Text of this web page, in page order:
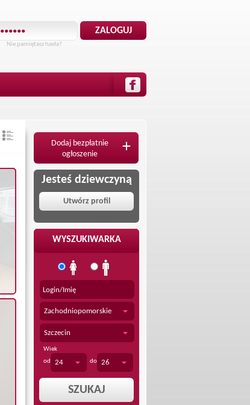
Nie pamiętasz hasła?
Dodaj bezpłatnie
ogłoszenie
+
Jesteś dziewczyną
Utwórz profil
WYSZUKIWARKA
Zachodniopomorskie
Szczecin
Wiek
od
24 do 26